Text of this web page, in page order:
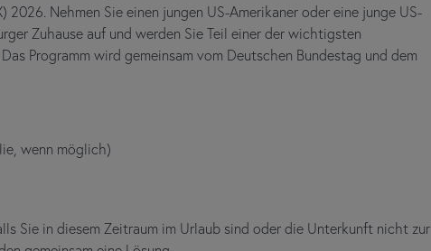
2026. Nehmen Sie einen jungen US-Amerikaner oder eine junge US-
Zuhause auf und werden Sie Teil einer der wichtigsten
Programm wird gemeinsam vom Deutschen Bundestag und dem
wenn möglich)
Sie in diesem Zeitraum im Urlaub sind oder die Unterkunft nicht zur